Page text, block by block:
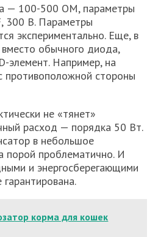
— 100-500 ОМ, параметры
300 В. Параметры
экспериментально. Еще, в
обычного диода,
элемент. Например, на
противоположной стороны
не «тянет»
расход — порядка 50 Вт.
в небольшое
порой проблематично. И
и энергосберегающими
корма для кошек